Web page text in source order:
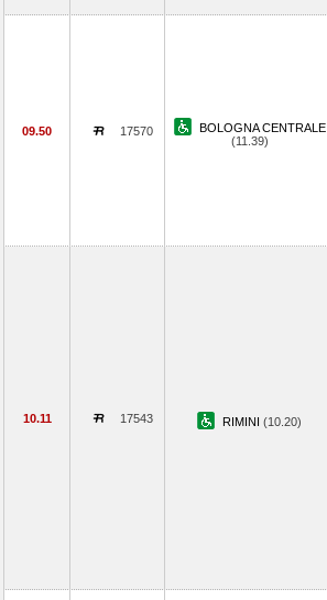
09.50 17570
BOLOGNA CENTRALE
(11.39)
10.11 17543 RIMINI (10.20)